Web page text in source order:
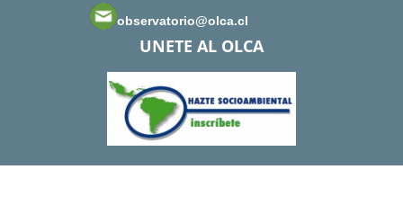
observatorio@olca.cl
UNETE AL OLCA